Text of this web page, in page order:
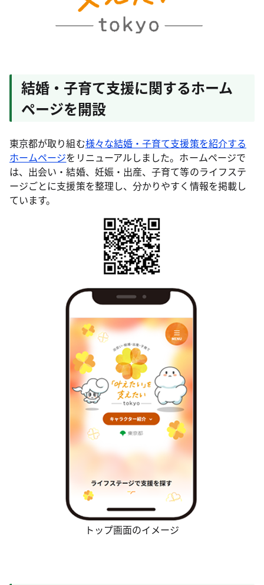
結婚・子育て支援に関するホーム
ページを開設
東京都が取り組む様々な結婚・子育て支援策を紹介する
ホームページをリニューアルしました。ホームページで
は、出会い・結婚、妊娠・出産、子育て等のライフステ
ージごとに支援策を整理し、分かりやすく情報を掲載し
ています。
トップ画面のイメージ